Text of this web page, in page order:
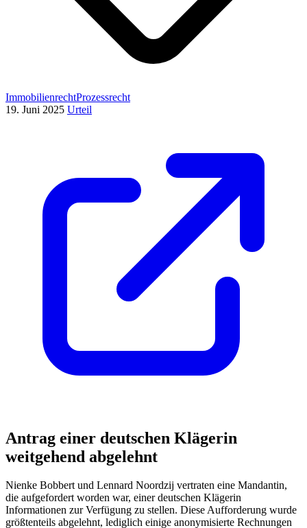
ImmobilienrechtProzessrecht
19. Juni 2025 Urteil
Antrag einer deutschen Klägerin
weitgehend abgelehnt
Nienke Bobbert und Lennard Noordzij vertraten eine Mandantin,
die aufgefordert worden war, einer deutschen Klägerin
Informationen zur Verfügung zu stellen. Diese Aufforderung wurde
größtenteils abgelehnt, lediglich einige anonymisierte Rechnungen